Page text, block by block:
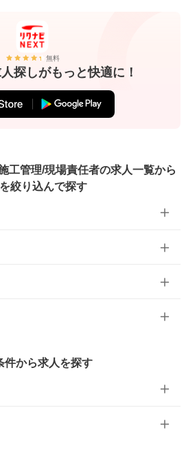
無料
探しがもっと快適に！
工管理/現場責任者の求人一覧から
絞り込んで探す
件から求人を探す